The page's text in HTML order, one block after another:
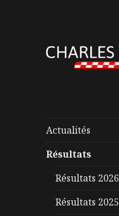
Actualités
Résultats
Résultats 2026
Résultats 2025